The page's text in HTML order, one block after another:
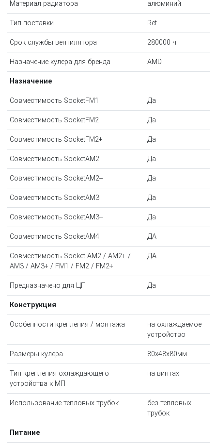
Материал радиатора алюминий
Тип поставки Ret
Срок службы вентилятора 280000 ч
Назначение кулера для бренда AMD
Назначение
Совместимость SocketFM1 Да
Совместимость SocketFM2 Да
Совместимость SocketFM2+ Да
Совместимость SocketAM2 Да
Совместимость SocketAM2+ Да
Совместимость SocketAM3 Да
Совместимость SocketAM3+ Да
Совместимость SocketAM4 ДА
Совместимость Socket AM2 / AM2+ /
AM3 / AM3+ / FM1 / FM2 / FM2+
ДА
Предназначено для ЦП Да
Конструкция
Особенности крепления / монтажа
на охлаждаемое
устройство
Размеры кулера 80x48x80мм
Тип крепления охлаждающего
устройства к МП
на винтах
Использование тепловых трубок
без тепловых
трубок
Питание